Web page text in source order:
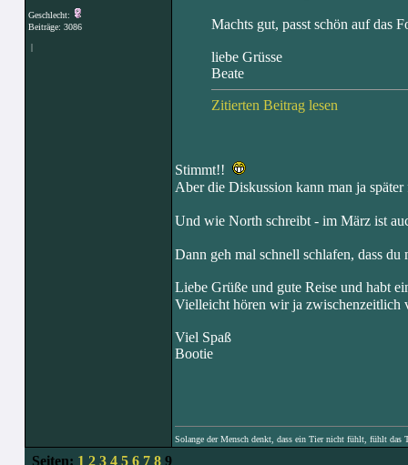
Geschlecht:
Beiträge: 3086
|
Machts gut, passt schön auf das
liebe Grüsse
Beate
Zitierten Beitrag lesen
Stimmt!!
Aber die Diskussion kann man ja
Und wie North schreibt - im März ist
Dann geh mal schnell schlafen, dass
Liebe Grüße und gute Reise und habt
Vielleicht hören wir ja zwischenzeitlich
Viel Spaß
Bootie
Solange der Mensch denkt, dass ein Tier nicht fühlt, fühlt das
Seiten: 1 2 3 4 5 6 7 89